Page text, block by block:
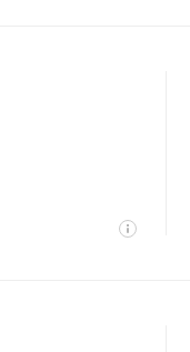
상